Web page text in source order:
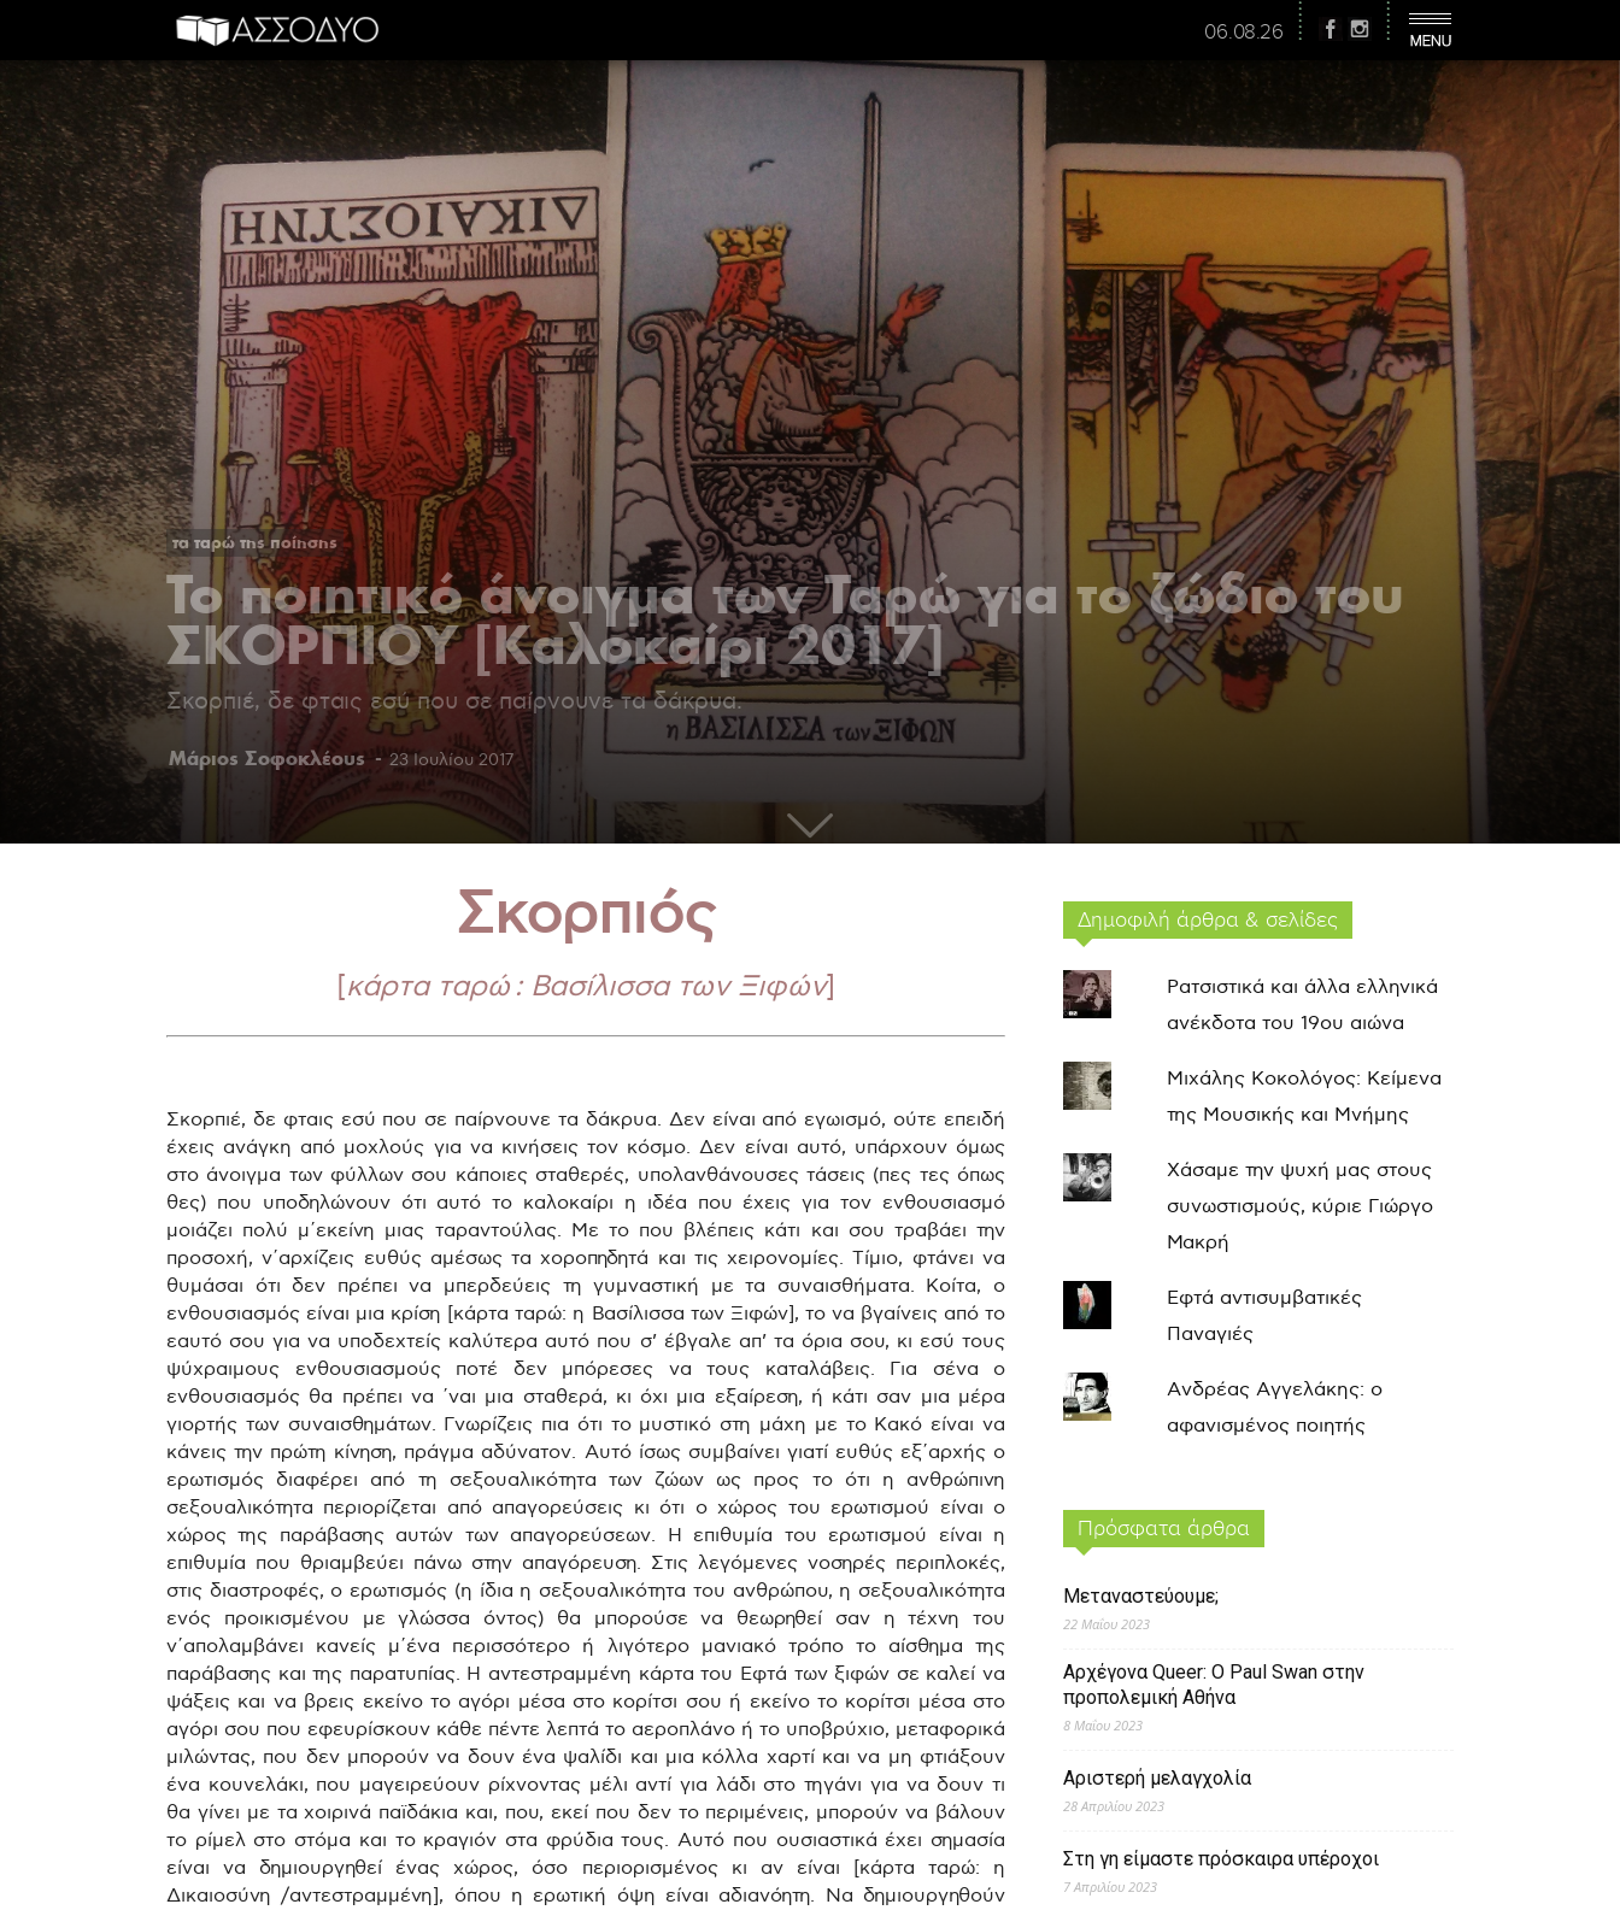
06.08.26
τα ταρώ της ποίησης
Το ποιητικό άνοιγμα των Ταρώ για το ζώδιο του
ΣΚΟΡΠΙΟΥ [Καλοκαίρι 2017]
Σκορπιέ, δε φταις εσύ που σε παίρνουνε τα δάκρυα.
Mάριος Σοφοκλέους - 23 Ιουλίου 2017
Σκορπιός
[κάρτα ταρώ : Βασίλισσα των Ξιφών]
Σκορπιέ, δε φταις εσύ που σε παίρνουνε τα δάκρυα. Δεν είναι από εγωισμό, ούτε επειδή
έχεις ανάγκη από μοχλούς για να κινήσεις τον κόσμο. Δεν είναι αυτό, υπάρχουν όμως
στο άνοιγμα των φύλλων σου κάποιες σταθερές, υπολανθάνουσες τάσεις (πες τες όπως
θες) που υποδηλώνουν ότι αυτό το καλοκαίρι η ιδέα που έχεις για τον ενθουσιασμό
μοιάζει πολύ μ΄εκείνη μιας ταραντούλας. Με το που βλέπεις κάτι και σου τραβάει την
προσοχή, ν΄αρχίζεις ευθύς αμέσως τα χοροπηδητά και τις χειρονομίες. Τίμιο, φτάνει να
θυμάσαι ότι δεν πρέπει να μπερδεύεις τη γυμναστική με τα συναισθήματα. Κοίτα, ο
ενθουσιασμός είναι μια κρίση [κάρτα ταρώ: η Βασίλισσα των Ξιφών], το να βγαίνεις από το
εαυτό σου για να υποδεχτείς καλύτερα αυτό που σ’ έβγαλε απ’ τα όρια σου, κι εσύ τους
ψύχραιμους ενθουσιασμούς ποτέ δεν μπόρεσες να τους καταλάβεις. Για σένα ο
ενθουσιασμός θα πρέπει να ΄ναι μια σταθερά, κι όχι μια εξαίρεση, ή κάτι σαν μια μέρα
γιορτής των συναισθημάτων. Γνωρίζεις πια ότι το μυστικό στη μάχη με το Κακό είναι να
κάνεις την πρώτη κίνηση, πράγμα αδύνατον. Αυτό ίσως συμβαίνει γιατί ευθύς εξ΄αρχής ο
ερωτισμός διαφέρει από τη σεξουαλικότητα των ζώων ως προς το ότι η ανθρώπινη
σεξουαλικότητα περιορίζεται από απαγορεύσεις κι ότι ο χώρος του ερωτισμού είναι ο
χώρος της παράβασης αυτών των απαγορεύσεων. Η επιθυμία του ερωτισμού είναι η
επιθυμία που θριαμβεύει πάνω στην απαγόρευση. Στις λεγόμενες νοσηρές περιπλοκές,
στις διαστροφές, ο ερωτισμός (η ίδια η σεξουαλικότητα του ανθρώπου, η σεξουαλικότητα
ενός προικισμένου με γλώσσα όντος) θα μπορούσε να θεωρηθεί σαν η τέχνη του
ν΄απολαμβάνει κανείς μ΄ένα περισσότερο ή λιγότερο μανιακό τρόπο το αίσθημα της
παράβασης και της παρατυπίας. Η αντεστραμμένη κάρτα του Εφτά των ξιφών σε καλεί να
ψάξεις και να βρεις εκείνο το αγόρι μέσα στο κορίτσι σου ή εκείνο το κορίτσι μέσα στο
αγόρι σου που εφευρίσκουν κάθε πέντε λεπτά το αεροπλάνο ή το υποβρύχιο, μεταφορικά
μιλώντας, που δεν μπορούν να δουν ένα ψαλίδι και μια κόλλα χαρτί και να μη φτιάξουν
ένα κουνελάκι, που μαγειρεύουν ρίχνοντας μέλι αντί για λάδι στο τηγάνι για να δουν τι
θα γίνει με τα χοιρινά παϊδάκια και, που, εκεί που δεν το περιμένεις, μπορούν να βάλουν
το ρίμελ στο στόμα και το κραγιόν στα φρύδια τους. Αυτό που ουσιαστικά έχει σημασία
είναι να δημιουργηθεί ένας χώρος, όσο περιορισμένος κι αν είναι [κάρτα ταρώ: η
Δικαιοσύνη /αντεστραμμένη], όπου η ερωτική όψη είναι αδιανόητη. Να δημιουργηθούν
Δημοφιλή άρθρα & σελίδες
Ρατσιστικά και άλλα ελληνικά
ανέκδοτα του 19ου αιώνα
Μιχάλης Κοκολόγος: Κείμενα
της Μουσικής και Μνήμης
Χάσαμε την ψυχή μας στους
συνωστισμούς, κύριε Γιώργο
Μακρή
Εφτά αντισυμβατικές
Παναγιές
Ανδρέας Αγγελάκης: ο
αφανισμένος ποιητής
Πρόσφατα άρθρα
Μεταναστεύουμε;
22 Μαΐου 2023
Αρχέγονα Queer: O Paul Swan στην
προπολεμική Αθήνα
8 Μαΐου 2023
Αριστερή μελαγχολία
28 Απριλίου 2023
Στη γη είμαστε πρόσκαιρα υπέροχοι
7 Απριλίου 2023